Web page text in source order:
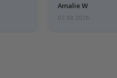
Amalie W
07.08.2026